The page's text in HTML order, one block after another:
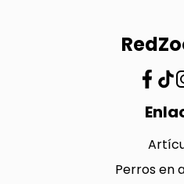
Perros en